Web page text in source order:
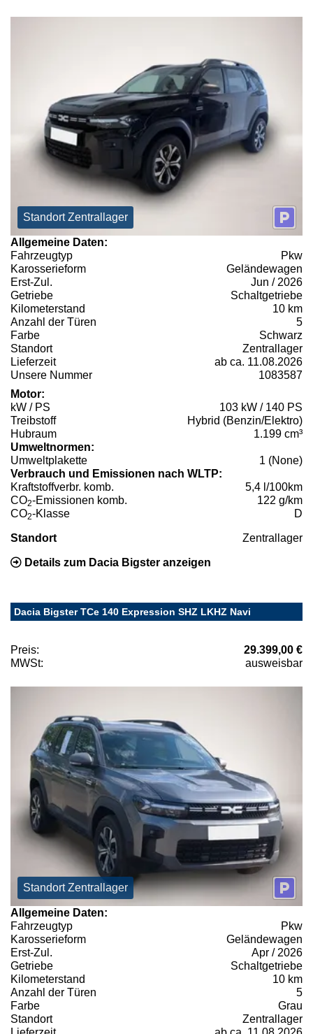
Standort Zentrallager
Allgemeine Daten:
Fahrzeugtyp
Pkw
Karosserieform
Geländewagen
Erst-Zul.
Jun / 2026
Getriebe
Schaltgetriebe
Kilometerstand
10 km
Anzahl der Türen
5
Farbe
Schwarz
Standort
Zentrallager
Lieferzeit
ab ca. 11.08.2026
Unsere Nummer
1083587
Motor:
kW / PS
103 kW / 140 PS
Treibstoff
Hybrid (Benzin/Elektro)
Hubraum
1.199 cm³
Umweltnormen:
Umweltplakette
1 (None)
Verbrauch und Emissionen nach WLTP:
Kraftstoffverbr. komb.
5,4 l/100km
CO2-Emissionen komb.
122 g/km
CO2-Klasse D
Standort Zentrallager
Details zum Dacia Bigster anzeigen
Dacia Bigster TCe 140 Expression SHZ LKHZ Navi
Preis:
29.399,00 €
MWSt:
ausweisbar
Standort Zentrallager
Allgemeine Daten:
Fahrzeugtyp
Pkw
Karosserieform
Geländewagen
Erst-Zul.
Apr / 2026
Getriebe
Schaltgetriebe
Kilometerstand
10 km
Anzahl der Türen
5
Farbe
Grau
Standort
Zentrallager